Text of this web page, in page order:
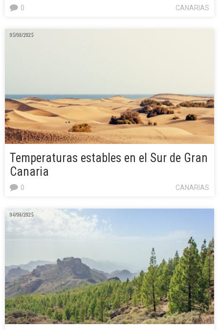
CANARIAS
0
05/08/2025
Temperaturas estables en el Sur de Gran
Canaria
CANARIAS
0
04/08/2025